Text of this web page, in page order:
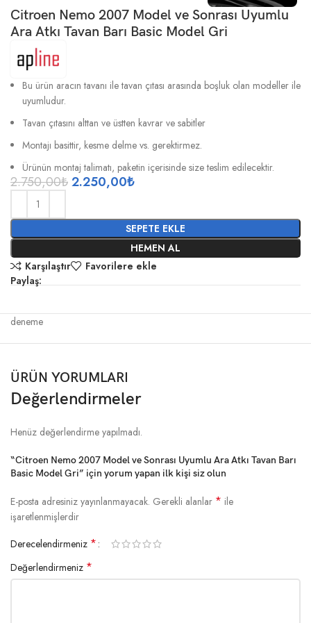
Citroen Nemo 2007 Model ve Sonrası Uyumlu
Ara Atkı Tavan Barı Basic Model Gri
Bu ürün aracın tavanı ile tavan çıtası arasında boşluk olan modeller ile
uyumludur.
Tavan çıtasını alttan ve üstten kavrar ve sabitler
Montajı basittir, kesme delme vs. gerektirmez.
Ürünün montaj talimatı, paketin içerisinde size teslim edilecektir.
2.750,00₺2.250,00₺
SEPETE EKLE
HEMEN AL
Karşılaştır
Favorilere ekle
Paylaş:
deneme
ÜRÜN YORUMLARI
Değerlendirmeler
Henüz değerlendirme yapılmadı.
“Citroen Nemo 2007 Model ve Sonrası Uyumlu Ara Atkı Tavan Barı
Basic Model Gri” için yorum yapan ilk kişi siz olun
E-posta adresiniz yayınlanmayacak. Gerekli alanlar * ile
işaretlenmişlerdir
Derecelendirmeniz *
Değerlendirmeniz *